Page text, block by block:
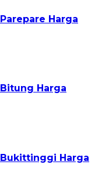
Harga
Bitung Harga
Bukittinggi Harga